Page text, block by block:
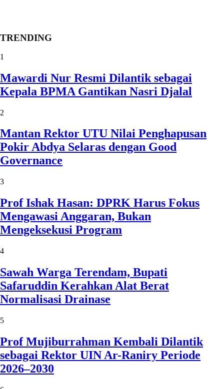
TRENDING
1
Mawardi Nur Resmi Dilantik sebagai
Kepala BPMA Gantikan Nasri Djalal
2
Mantan Rektor UTU Nilai Penghapusan
Pokir Abdya Selaras dengan Good
Governance
3
Prof Ishak Hasan: DPRK Harus Fokus
Mengawasi Anggaran, Bukan
Mengeksekusi Program
4
Sawah Warga Terendam, Bupati
Safaruddin Kerahkan Alat Berat
Normalisasi Drainase
5
Prof Mujiburrahman Kembali Dilantik
sebagai Rektor UIN Ar-Raniry Periode
2026–2030